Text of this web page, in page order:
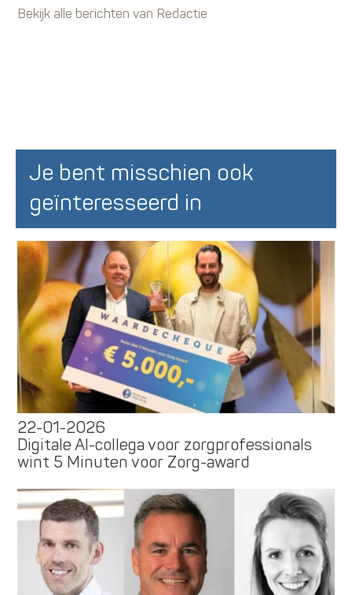
Bekijk alle berichten van Redactie
Je bent misschien ook
geïnteresseerd in
22-01-2026
Digitale AI-collega voor zorgprofessionals
wint 5 Minuten voor Zorg-award